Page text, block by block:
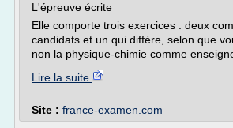
L'épreuve écrite
Elle comporte trois exercices : deux
candidats et un qui diffère, selon que
non la physique-chimie comme
Lire la suite
Site : france-examen.com